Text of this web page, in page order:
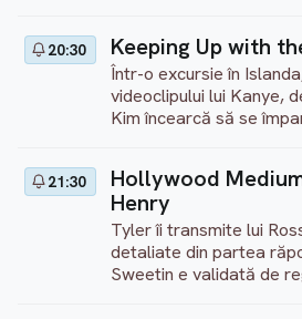
20:30 Keeping Up with
Într-o excursie în
videoclipului lui Kanye,
Kim încearcă să se
21:30
Hollywood
Henry
Tyler îi transmite lui
detaliate din partea
Sweetin e validată de